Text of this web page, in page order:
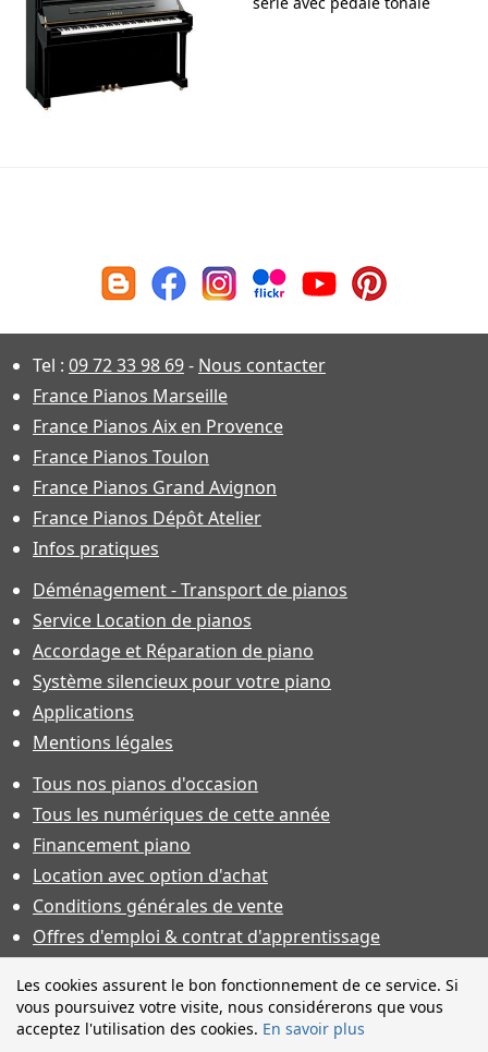
Les cookies assurent le bon fonctionnement de ce service. Si
vous poursuivez votre visite, nous considérerons que vous
acceptez l'utilisation des cookies. En savoir plus
Tel : 09 72 33 98 69- Nous contacter
France Pianos Marseille
France Pianos Aix en Provence
France Pianos Toulon
France Pianos Grand Avignon
France Pianos Dépôt Atelier
Infos pratiques
Déménagement - Transport de pianos
Service Location de pianos
Accordage et Réparation de piano
Système silencieux pour votre piano
Applications
Mentions légales
Tous nos pianos d'occasion
Tous les numériques de cette année
Financement piano
Location avec option d'achat
Conditions générales de vente
Offres d'emploi & contrat d'apprentissage
toutes réserves et sauf erreur. Financement sous réserve
d'acceptation.